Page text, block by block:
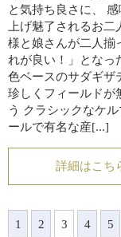
と気持ち良さに、
上げ魅了されるお二
様と娘さんが二人揃
れが良い！」となっ
色ベースのサダギザ
珍しくフィールドが
う クラシックなケル
ールで有名な産[...]
詳細はこち
1 2 3 4 5